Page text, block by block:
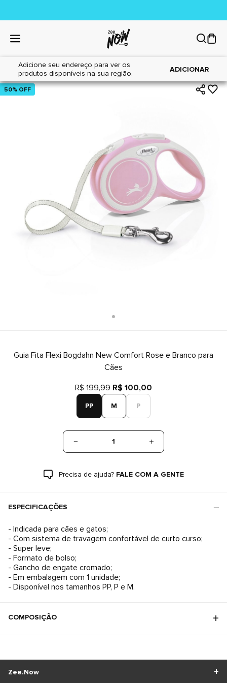
Adicione seu endereço para ver os
produtos disponíveis na sua região.
ADICIONAR
Home|Cães|Acessórios
50% OFF
Guia Fita Flexi Bogdahn New Comfort Rose e Branco para
Cães
R$ 199,99 R$ 100,00
PP M P
1
Precisa de ajuda? FALE COM A GENTE
ESPECIFICAÇÕES
- Indicada para cães e gatos;
- Com sistema de travagem confortável de curto curso;
- Super leve;
- Formato de bolso;
- Gancho de engate cromado;
- Em embalagem com 1 unidade;
- Disponível nos tamanhos PP, P e M.
COMPOSIÇÃO
Zee.Now